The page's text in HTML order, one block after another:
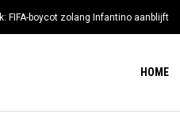
FIFA-boycot zolang Infantino aanblijft
HOME